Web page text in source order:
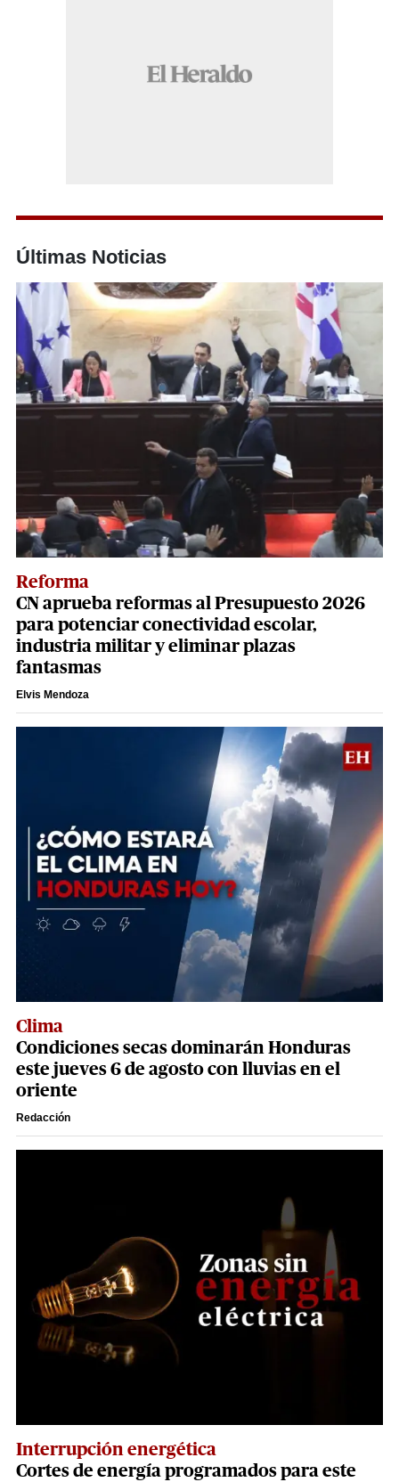
Últimas Noticias
Reforma
CN aprueba reformas al Presupuesto 2026
para potenciar conectividad escolar,
industria militar y eliminar plazas
fantasmas
Elvis Mendoza
Clima
Condiciones secas dominarán Honduras
este jueves 6 de agosto con lluvias en el
oriente
Redacción
Interrupción energética
Cortes de energía programados para este